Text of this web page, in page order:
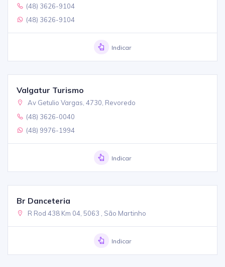
(48) 3626-9104
(48) 3626-9104
Indicar
Valgatur Turismo
Av Getulio Vargas, 4730, Revoredo
(48) 3626-0040
(48) 9976-1994
Indicar
Br Danceteria
R Rod 438 Km 04, 5063 , São Martinho
Indicar